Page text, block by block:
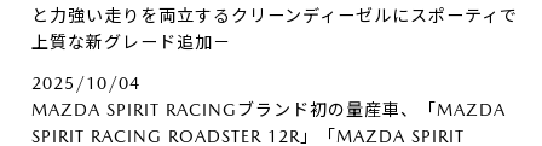
と力強い走りを両立するクリーンディーゼルにスポーティで
上質な新グレード追加－
2025/10/04
MAZDA SPIRIT RACINGブランド初の量産車、「MAZDA
SPIRIT RACING ROADSTER 12R」「MAZDA SPIRIT